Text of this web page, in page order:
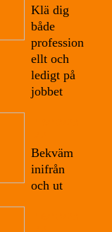
Klä dig
både
profession
ellt och
ledigt på
jobbet
Bekväm
inifrån
och ut